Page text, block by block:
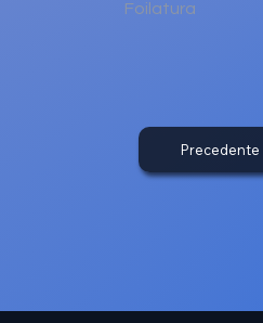
Foilatura
Precedente